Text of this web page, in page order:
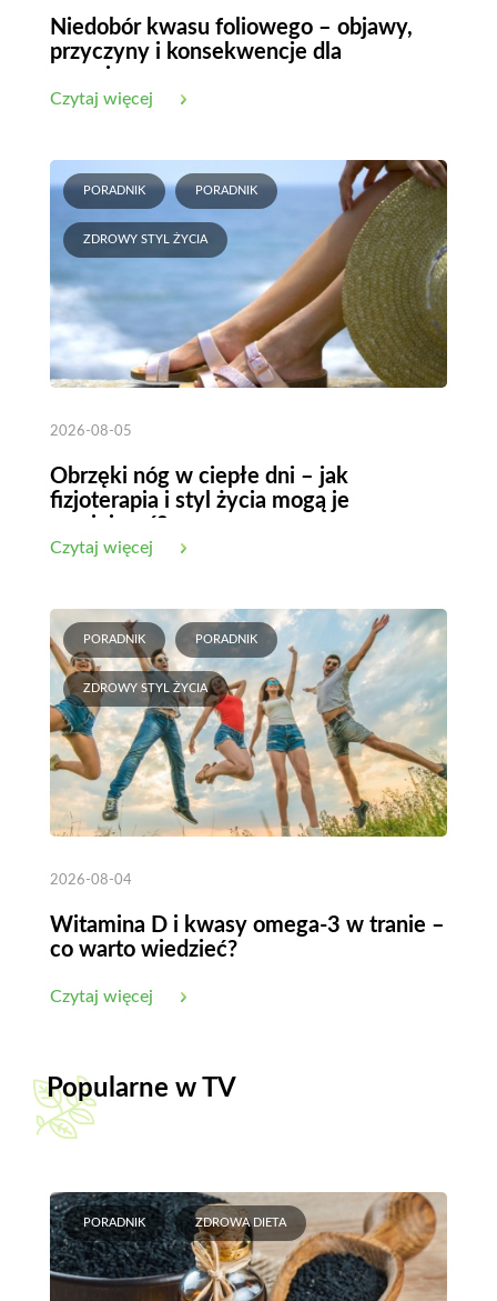
Niedobór kwasu foliowego – objawy,
przyczyny i konsekwencje dla
organizmu
Czytaj więcej
PORADNIK PORADNIK
ZDROWY STYL ŻYCIA
2026-08-05
Obrzęki nóg w ciepłe dni – jak
fizjoterapia i styl życia mogą je
zmniejszyć?
Czytaj więcej
PORADNIK PORADNIK
ZDROWY STYL ŻYCIA
2026-08-04
Witamina D i kwasy omega-3 w tranie –
co warto wiedzieć?
Czytaj więcej
Popularne w TV
PORADNIK ZDROWA DIETA